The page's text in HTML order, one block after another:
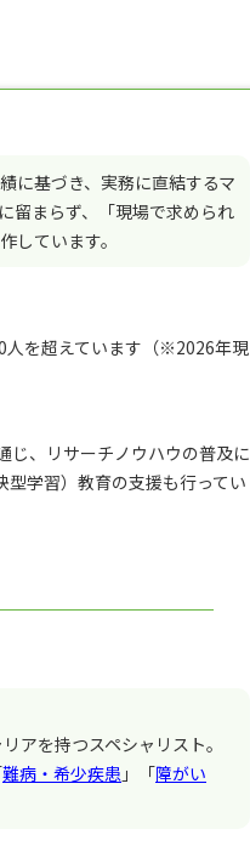
に基づき、実務に直結するマ
留まらず、「現場で求められ
しています。
人を超えています（※2026年現
じ、リサーチノウハウの普及に
学習）教育の支援も行ってい
アを持つスペシャリスト。
難病・希少疾患 」「障がい